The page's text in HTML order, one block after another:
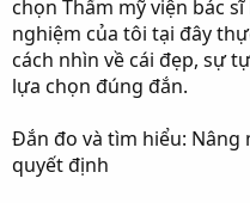
chọn Thẩm mỹ viện bác
nghiệm của tôi tại đây
cách nhìn về cái đẹp, sự
lựa chọn đúng đắn.
Đắn đo và tìm hiểu: Nâng
quyết định